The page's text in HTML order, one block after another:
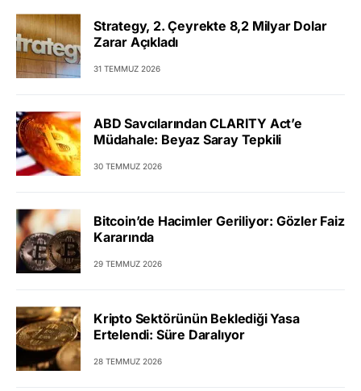
Strategy, 2. Çeyrekte 8,2 Milyar Dolar
Zarar Açıkladı
31 TEMMUZ 2026
ABD Savcılarından CLARITY Act’e
Müdahale: Beyaz Saray Tepkili
30 TEMMUZ 2026
Bitcoin’de Hacimler Geriliyor: Gözler Faiz
Kararında
29 TEMMUZ 2026
Kripto Sektörünün Beklediği Yasa
Ertelendi: Süre Daralıyor
28 TEMMUZ 2026